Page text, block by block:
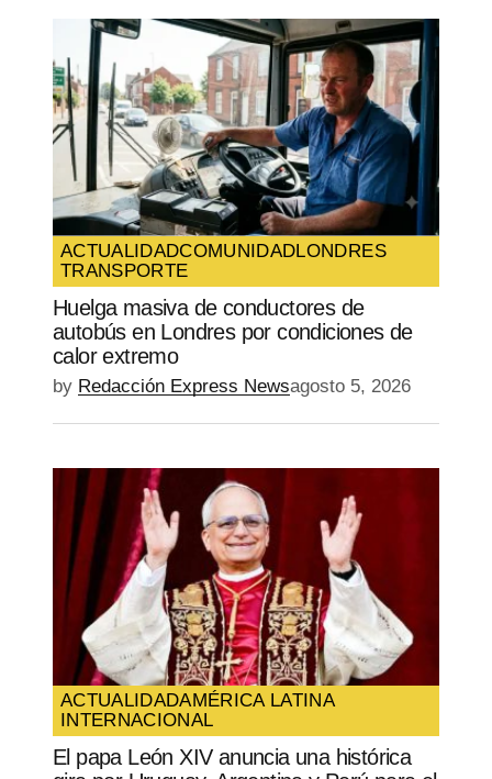
ACTUALIDADCOMUNIDADLONDRES
TRANSPORTE
Huelga masiva de conductores de
autobús en Londres por condiciones de
calor extremo
by Redacción Express Newsagosto 5, 2026
ACTUALIDADAMÉRICA LATINA
INTERNACIONAL
El papa León XIV anuncia una histórica